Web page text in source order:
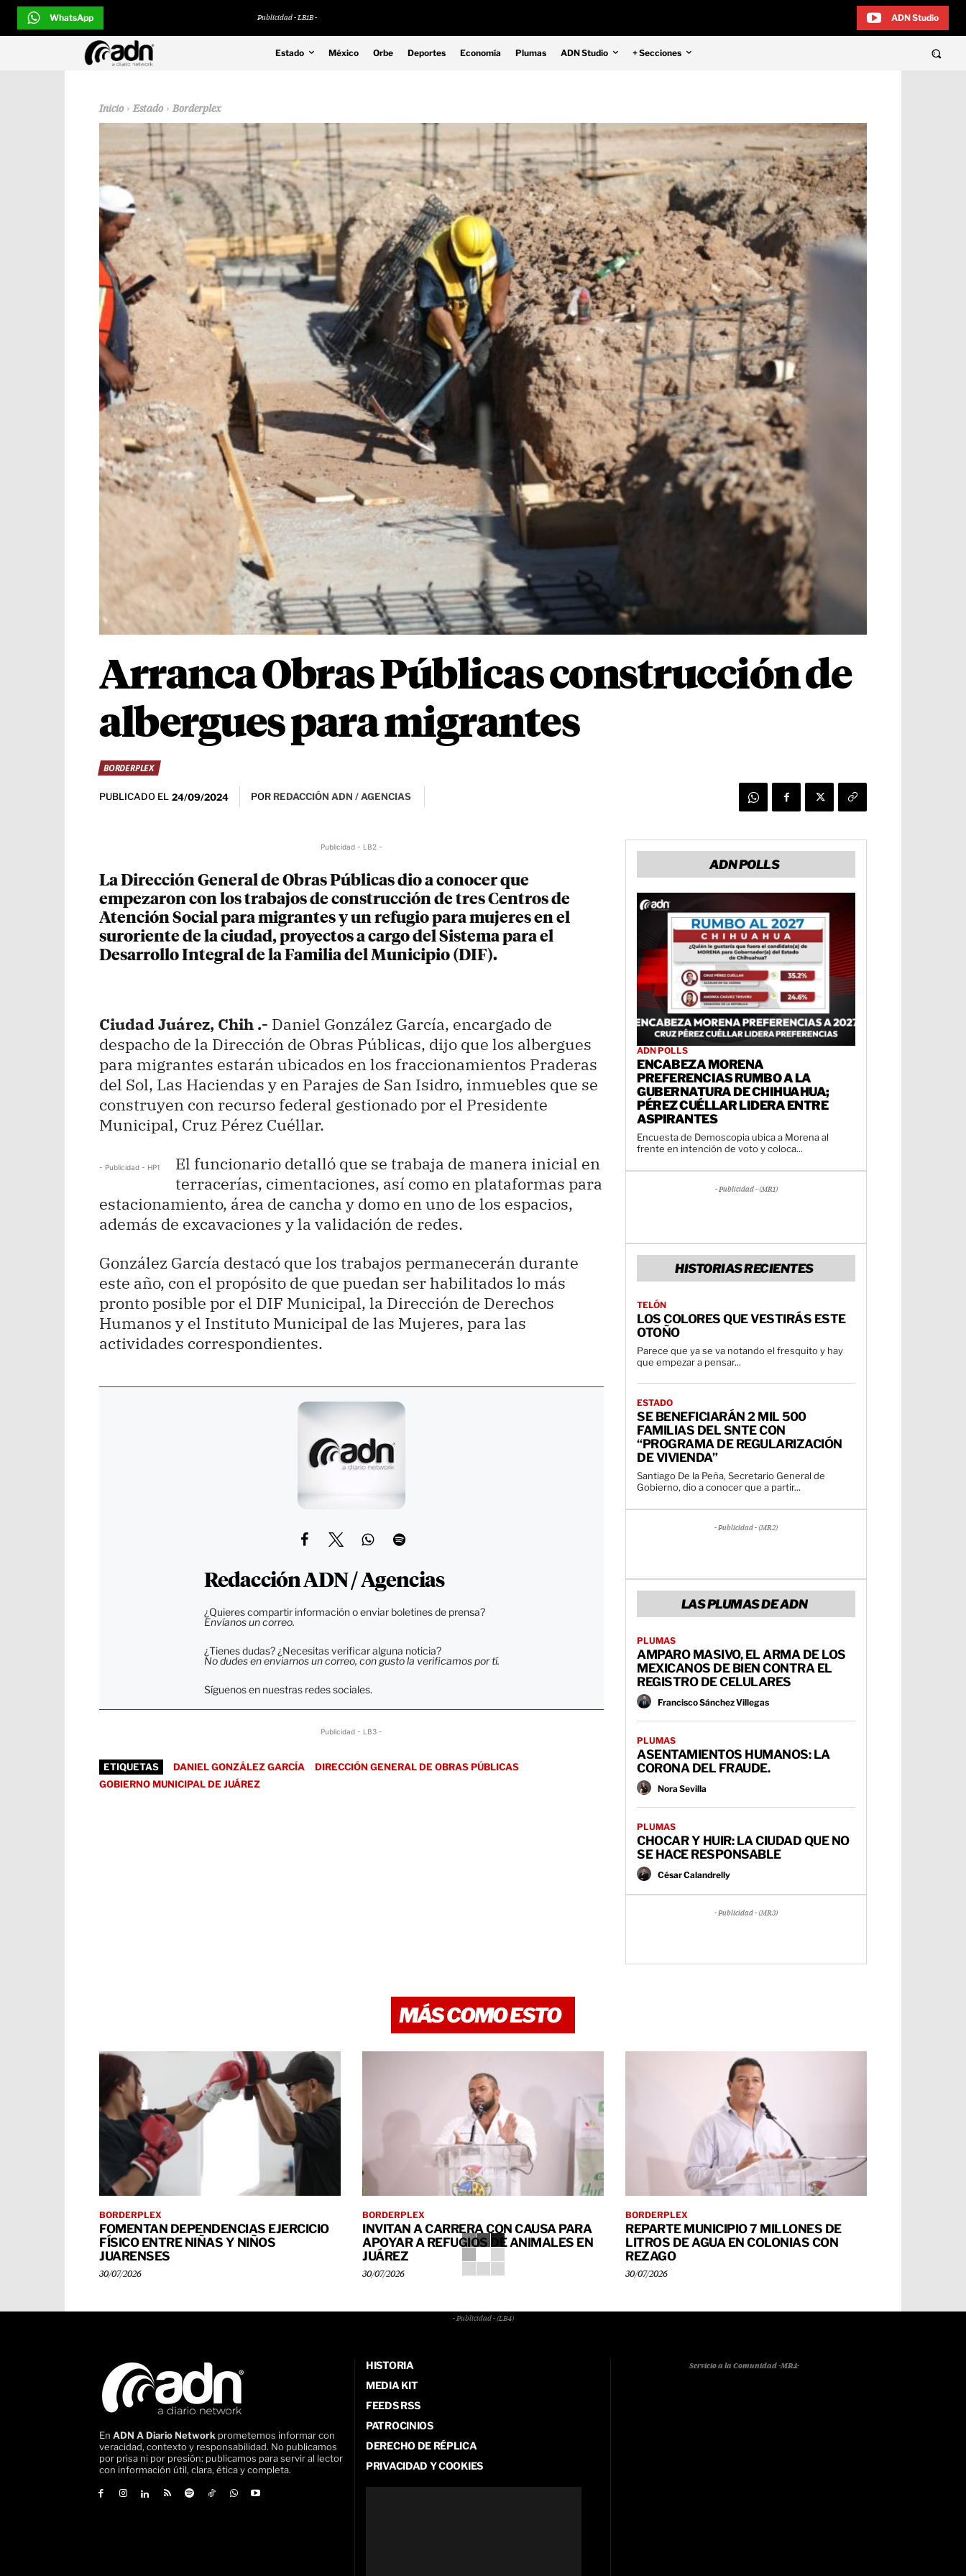
WhatsApp Publicidad - LB1B - ADN Studio
Estado México Orbe Deportes Economía Plumas ADN Studio + Secciones
Inicio Estado Borderplex
Arranca Obras Públicas construcción de
albergues para migrantes
BORDERPLEX
PUBLICADO EL 24/09/2024 POR REDACCIÓN ADN / AGENCIAS
Publicidad - LB2 -
La Dirección General de Obras Públicas dio a conocer que
empezaron con los trabajos de construcción de tres Centros de
Atención Social para migrantes y un refugio para mujeres en el
suroriente de la ciudad, proyectos a cargo del Sistema para el
Desarrollo Integral de la Familia del Municipio (DIF).
Ciudad Juárez, Chih .- Daniel González García, encargado de
despacho de la Dirección de Obras Públicas, dijo que los albergues
para migrantes estarán ubicados en los fraccionamientos Praderas
del Sol, Las Haciendas y en Parajes de San Isidro, inmuebles que se
construyen con recurso federal gestionado por el Presidente
Municipal, Cruz Pérez Cuéllar.
- Publicidad - HP1
El funcionario detalló que se trabaja de manera inicial en
terracerías, cimentaciones, así como en plataformas para
estacionamiento, área de cancha y domo en uno de los espacios,
además de excavaciones y la validación de redes.
González García destacó que los trabajos permanecerán durante
este año, con el propósito de que puedan ser habilitados lo más
pronto posible por el DIF Municipal, la Dirección de Derechos
Humanos y el Instituto Municipal de las Mujeres, para las
actividades correspondientes.
Redacción ADN / Agencias
¿Quieres compartir información o enviar boletines de prensa?
Envíanos un correo.
¿Tienes dudas? ¿Necesitas verificar alguna noticia?
No dudes en enviarnos un correo, con gusto la verificamos por tí.
Síguenos en nuestras redes sociales.
Publicidad - LB3 -
ETIQUETAS DANIEL GONZÁLEZ GARCÍA
DIRECCIÓN GENERAL DE OBRAS PÚBLICAS
GOBIERNO MUNICIPAL DE JUÁREZ
ADN POLLS
ADN POLLS
ENCABEZA MORENA
PREFERENCIAS RUMBO A LA
GUBERNATURA DE CHIHUAHUA;
PÉREZ CUÉLLAR LIDERA ENTRE
ASPIRANTES
Encuesta de Demoscopia ubica a Morena al
frente en intención de voto y coloca...
- Publicidad - (MR1)
HISTORIAS RECIENTES
TELÓN
LOS COLORES QUE VESTIRÁS ESTE
OTOÑO
Parece que ya se va notando el fresquito y hay
que empezar a pensar...
ESTADO
SE BENEFICIARÁN 2 MIL 500
FAMILIAS DEL SNTE CON
“PROGRAMA DE REGULARIZACIÓN
DE VIVIENDA”
Santiago De la Peña, Secretario General de
Gobierno, dio a conocer que a partir...
- Publicidad - (MR2)
LAS PLUMAS DE ADN
PLUMAS
AMPARO MASIVO, EL ARMA DE LOS
MEXICANOS DE BIEN CONTRA EL
REGISTRO DE CELULARES
Francisco Sánchez Villegas
PLUMAS
ASENTAMIENTOS HUMANOS: LA
CORONA DEL FRAUDE.
Nora Sevilla
PLUMAS
CHOCAR Y HUIR: LA CIUDAD QUE NO
SE HACE RESPONSABLE
César Calandrelly
- Publicidad - (MR3)
MÁS COMO ESTO
BORDERPLEX
FOMENTAN DEPENDENCIAS EJERCICIO
FÍSICO ENTRE NIÑAS Y NIÑOS
JUARENSES
30/07/2026
BORDERPLEX
INVITAN A CARRERA CON CAUSA PARA
APOYAR A REFUGIOS DE ANIMALES EN
JUÁREZ
30/07/2026
BORDERPLEX
REPARTE MUNICIPIO 7 MILLONES DE
LITROS DE AGUA EN COLONIAS CON
REZAGO
30/07/2026
- Publicidad - (LB4)
En ADN A Diario Network prometemos informar con
veracidad, contexto y responsabilidad. No publicamos
por prisa ni por presión: publicamos para servir al lector
con información útil, clara, ética y completa.
HISTORIA
MEDIA KIT
FEEDS RSS
PATROCINIOS
DERECHO DE RÉPLICA
PRIVACIDAD Y COOKIES
Servicio a la Comunidad -MR4-